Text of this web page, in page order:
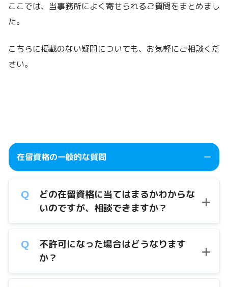
ここでは、当事務所によく寄せられるご質問をまとめまし
た。
こちらに掲載のない疑問についても、お気軽にご相談くだ
さい。
在留資格の一般的な質問
どの在留資格に当てはまるかわからな
いのですが、相談できますか？
不許可になった場合はどうなります
か？